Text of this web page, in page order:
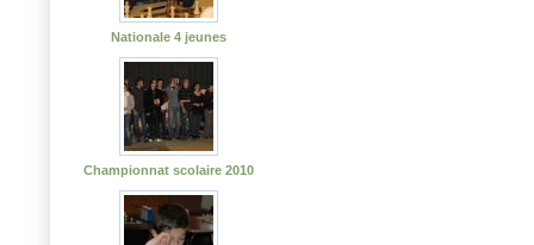
Nationale 4 jeunes
Championnat scolaire 2010